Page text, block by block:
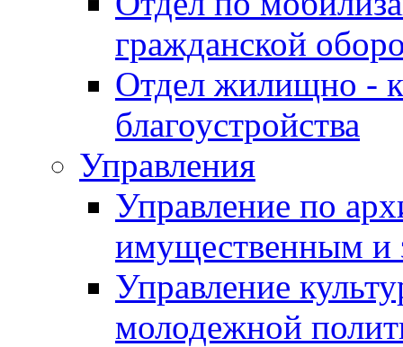
гражданской
Отдел жилищно -
благоустройства
Управления
Управление по
имущественным и
Управление
молодежной